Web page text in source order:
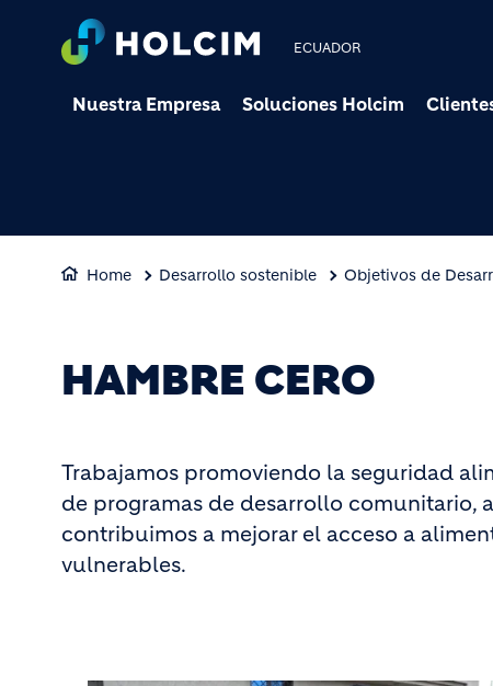
ECUADOR
Nuestra Empresa Soluciones Holcim
Home Desarrollo sostenible Objetivos de
HAMBRE CERO
Trabajamos promoviendo la seguridad
de programas de desarrollo comunitario,
contribuimos a mejorar el acceso a
vulnerables.